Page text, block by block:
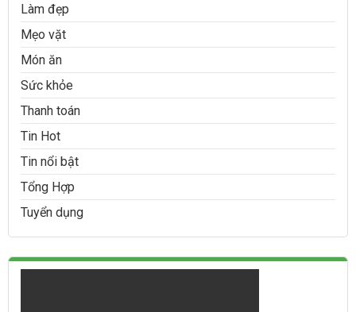
Làm đẹp
Mẹo vặt
Món ăn
Sức khỏe
Thanh toán
Tin Hot
Tin nổi bật
Tổng Hợp
Tuyển dụng